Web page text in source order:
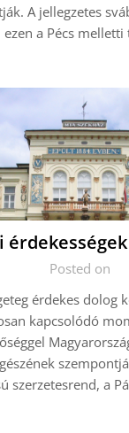
A jellegzetes
ezen a Pécs
Posted on
érdekes dolog
kapcsolódó
szerzetesrend, a